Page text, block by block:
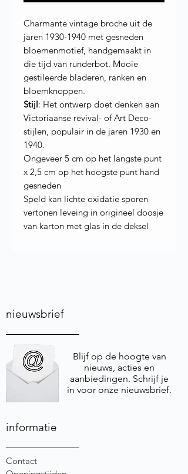
Charmante vintage broche uit de
jaren 1930-1940 met gesneden
bloemenmotief, handgemaakt in
die tijd van runderbot. Mooie
gestileerde bladeren, ranken en
bloemknoppen.
Stijl: Het ontwerp doet denken aan
Victoriaanse revival- of Art Deco-
stijlen, populair in de jaren 1930 en
1940.
Ongeveer 5 cm op het langste punt
x 2,5 cm op het hoogste punt hand
gesneden
Speld kan lichte oxidatie sporen
vertonen leveing in origineel doosje
van karton met glas in de deksel
nieuwsbrief
Blijf op de hoogte van
nieuws, acties en
aanbiedingen. Schrijf je
in voor onze nieuwsbrief.
informatie
Contact